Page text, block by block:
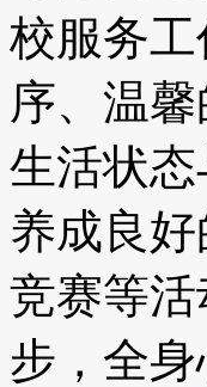
校服务
序、温
生活状
养成良
竞赛等
步，全